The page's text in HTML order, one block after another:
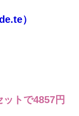
）
トで4857円